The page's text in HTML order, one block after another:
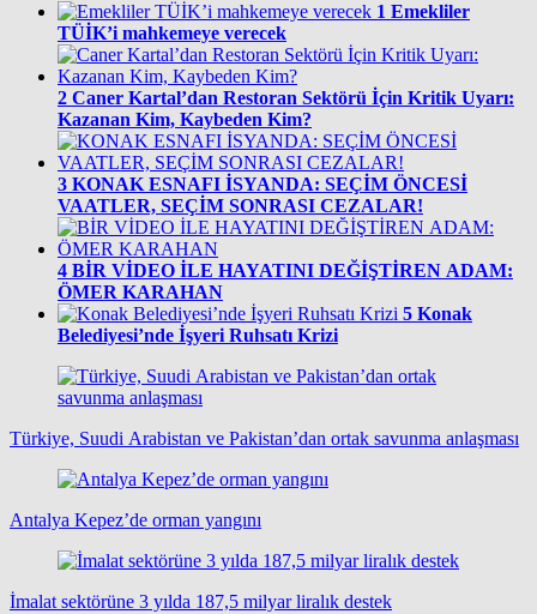
1 Emekliler
TÜİK’i mahkemeye verecek
2 Caner Kartal’dan Restoran Sektörü İçin Kritik Uyarı:
Kazanan Kim, Kaybeden Kim?
3 KONAK ESNAFI İSYANDA: SEÇİM ÖNCESİ
VAATLER, SEÇİM SONRASI CEZALAR!
4 BİR VİDEO İLE HAYATINI DEĞİŞTİREN ADAM:
ÖMER KARAHAN
5 Konak
Belediyesi’nde İşyeri Ruhsatı Krizi
Türkiye, Suudi Arabistan ve Pakistan’dan ortak savunma anlaşması
Antalya Kepez’de orman yangını
İmalat sektörüne 3 yılda 187,5 milyar liralık destek